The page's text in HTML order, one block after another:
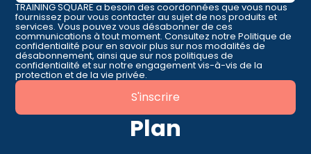
TRAINING SQUARE a besoin des coordonnées que vous nous
fournissez pour vous contacter au sujet de nos produits et
services. Vous pouvez vous désabonner de ces
communications à tout moment. Consultez notre Politique de
confidentialité pour en savoir plus sur nos modalités de
désabonnement, ainsi que sur nos politiques de
confidentialité et sur notre engagement vis-à-vis de la
protection et de la vie privée.
Plan